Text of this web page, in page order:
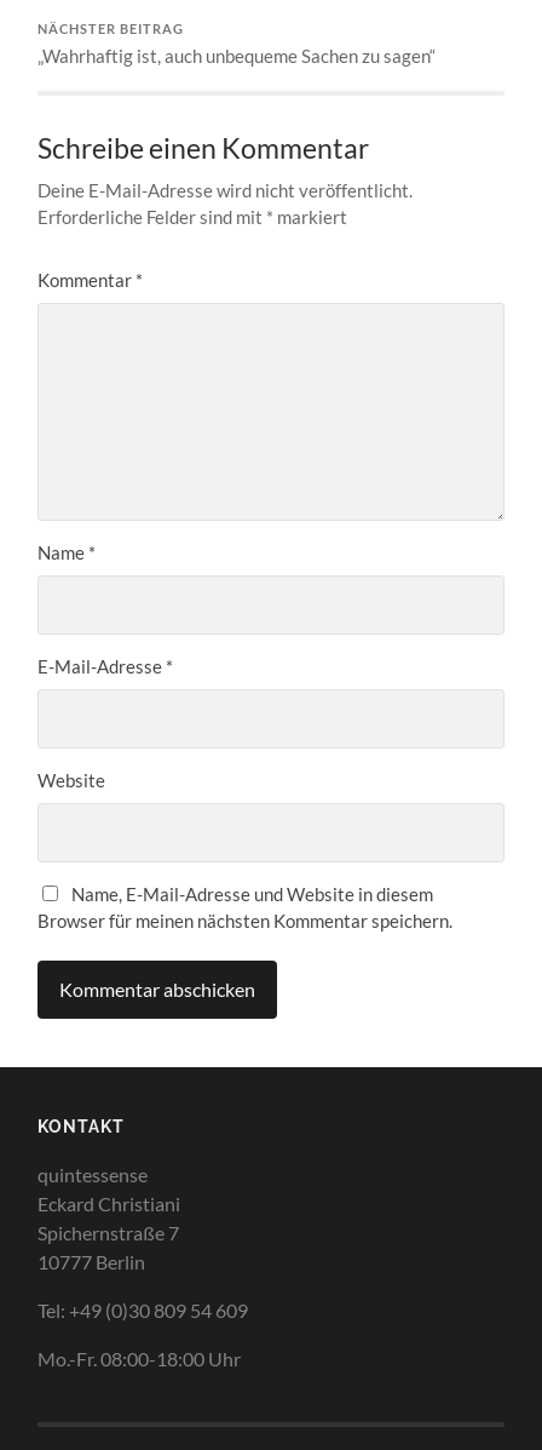
NÄCHSTER BEITRAG
„Wahrhaftig ist, auch unbequeme Sachen zu sagen“
Schreibe einen Kommentar
Deine E-Mail-Adresse wird nicht veröffentlicht.
Erforderliche Felder sind mit * markiert
Kommentar *
Name *
E-Mail-Adresse *
Website
Name, E-Mail-Adresse und Website in diesem
Browser für meinen nächsten Kommentar speichern.
KONTAKT
quintessense
Eckard Christiani
Spichernstraße 7
10777 Berlin
Tel: +49 (0)30 809 54 609
Mo.-Fr. 08:00-18:00 Uhr